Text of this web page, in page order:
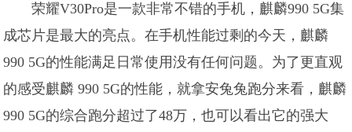
荣耀V30Pro是一款非常不错的手机，麒麟990 5G集
成芯片是最大的亮点。在手机性能过剩的今天，麒麟
990 5G的性能满足日常使用没有任何问题。为了更直观
的感受麒麟 990 5G的性能，就拿安兔兔跑分来看，麒麟
990 5G的综合跑分超过了48万，也可以看出它的强大